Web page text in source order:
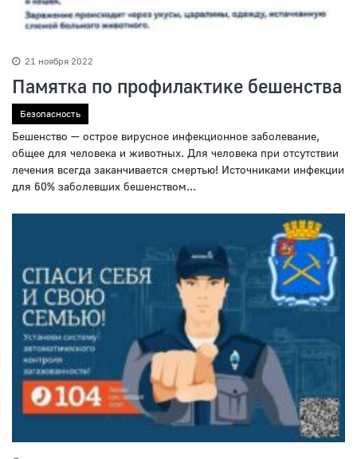
21 ноября 2022
Памятка по профилактике бешенства
Безопасность
Бешенство — острое вирусное инфекционное заболевание,
общее для человека и животных. Для человека при отсутствии
лечения всегда заканчивается смертью! Источниками инфекции
для 60% заболевших бешенством...